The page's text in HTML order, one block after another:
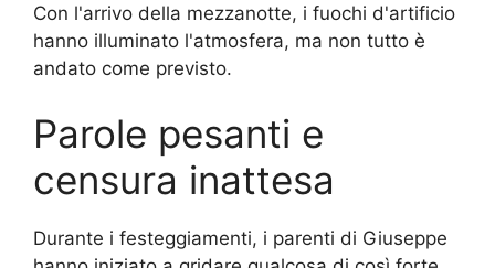
Con l'arrivo della mezzanotte, i fuochi d'artificio
hanno illuminato l'atmosfera, ma non tutto è
andato come previsto.
Parole pesanti e
censura inattesa
Durante i festeggiamenti, i parenti di Giuseppe